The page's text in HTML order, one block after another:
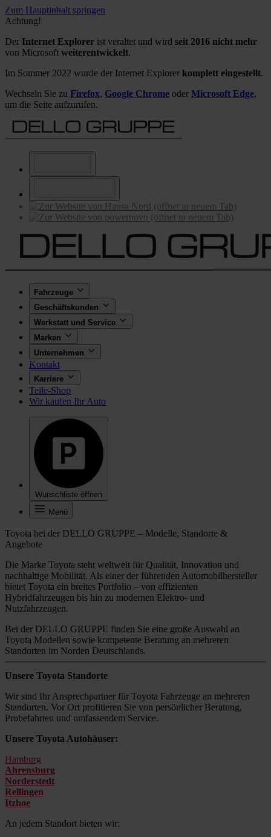
Zum Hauptinhalt springen
Achtung!
Der Internet Explorer ist veraltet und wird seit 2016 nicht mehr
von Microsoft weiterentwickelt.
Im Sommer 2022 wurde der Internet Explorer komplett eingestellt.
Wechseln Sie zu Firefox, Google Chrome oder Microsoft Edge,
um die Seite aufzurufen.
Fahrzeuge
Geschäftskunden
Werkstatt und Service
Marken
Unternehmen
Kontakt
Karriere
Teile-Shop
Wir kaufen Ihr Auto
Wunschliste öffnen
Menü
Toyota bei der DELLO GRUPPE – Modelle, Standorte &
Angebote
Die Marke Toyota steht weltweit für Qualität, Innovation und
nachhaltige Mobilität. Als einer der führenden Automobilhersteller
bietet Toyota ein breites Portfolio – von effizienten
Hybridfahrzeugen bis hin zu modernen Elektro- und
Nutzfahrzeugen.
Bei der DELLO GRUPPE finden Sie eine große Auswahl an
Toyota Modellen sowie kompetente Beratung an mehreren
Standorten im Norden Deutschlands.
Unsere Toyota Standorte
Wir sind Ihr Ansprechpartner für Toyota Fahrzeuge an mehreren
Standorten. Vor Ort profitieren Sie von persönlicher Beratung,
Probefahrten und umfassendem Service.
Unsere Toyota Autohäuser:
Hamburg
Ahrensburg
Norderstedt
Rellingen
Itzhoe
An jedem Standort bieten wir: